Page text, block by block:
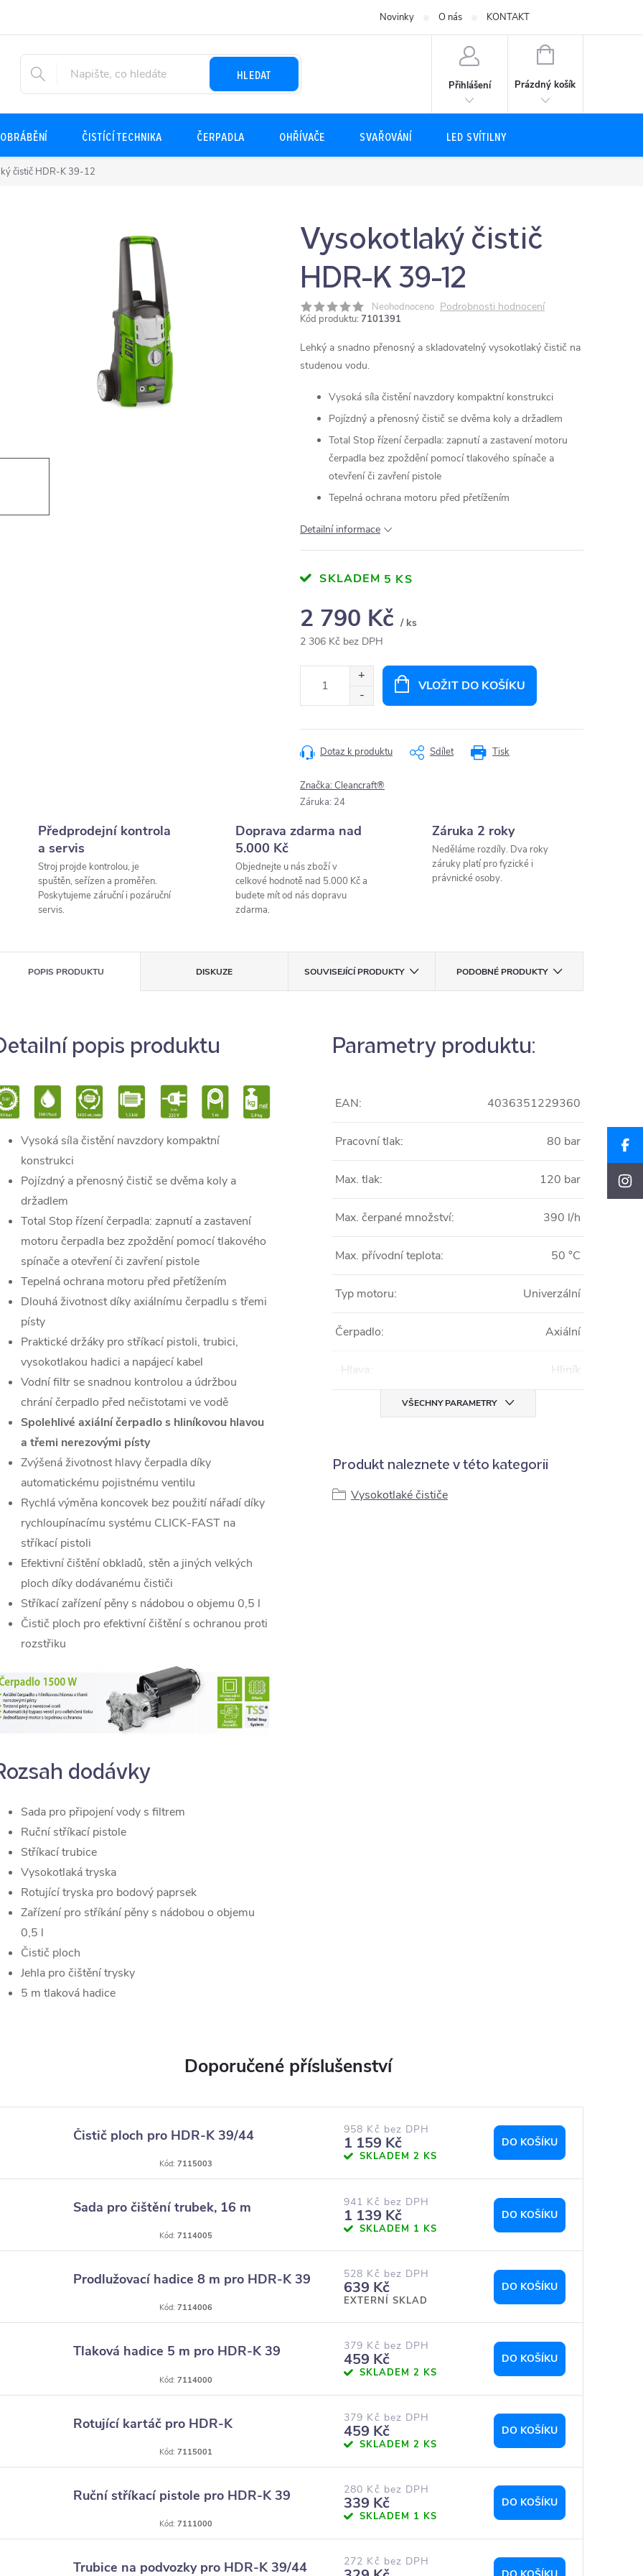
Novinky O nás KONTAKT
HLEDAT
Přihlášení
NÁKUPNÍ
Prázdný košík
ČISTÍCÍ TECHNIKA ČERPADLA OHŘÍVAČE SVAŘOVÁNÍ LED SVÍTILNY
čistič HDR-K 39-12
Vysokotlaký čistič
HDR-K 39-12
Neohodnoceno Podrobnosti hodnocení
Kód produktu: 7101391
Lehký a snadno přenosný a skladovatelný vysokotlaký čistič na
studenou vodu.
Vysoká síla čistění navzdory kompaktní konstrukci
Pojízdný a přenosný čistič se dvěma koly a držadlem
Total Stop řízení čerpadla: zapnutí a zastavení motoru
čerpadla bez zpoždění pomocí tlakového spínače a
otevření či zavření pistole
Tepelná ochrana motoru před přetížením
Detailní informace
SKLADEM 5 KS
2 790 Kč / ks
2 306 Kč bez DPH
VLOŽIT DO KOŠÍKU
Tisk
Dotaz k produktu Sdílet
Značka:Cleancraft®
Záruka: 24
Předprodejní kontrola
a servis
Stroj projde kontrolou, je
spuštěn, seřízen a proměřen.
Poskytujeme záruční i pozáruční
servis.
Doprava zdarma nad
5.000 Kč
Objednejte u nás zboží v
celkové hodnotě nad 5.000 Kč a
budete mít od nás dopravu
zdarma.
Záruka 2 roky
Neděláme rozdíly. Dva roky
záruky platí pro fyzické i
právnické osoby.
POPIS PRODUKTU DISKUZE SOUVISEJÍCÍ PRODUKTY PODOBNÉ PRODUKTY
popis produktu
Vysoká síla čistění navzdory kompaktní
konstrukci
Pojízdný a přenosný čistič se dvěma koly a
držadlem
Total Stop řízení čerpadla: zapnutí a zastavení
motoru čerpadla bez zpoždění pomocí tlakového
spínače a otevření či zavření pistole
Tepelná ochrana motoru před přetížením
Dlouhá životnost díky axiálnímu čerpadlu s třemi
písty
Praktické držáky pro stříkací pistoli, trubici,
vysokotlakou hadici a napájecí kabel
Vodní filtr se snadnou kontrolou a údržbou
chrání čerpadlo před nečistotami ve vodě
Spolehlivé axiální čerpadlo s hliníkovou hlavou
a třemi nerezovými písty
Zvýšená životnost hlavy čerpadla díky
automatickému pojistnému ventilu
Rychlá výměna koncovek bez použití nářadí díky
rychloupínacímu systému CLICK-FAST na
stříkací pistoli
Efektivní čištění obkladů, stěn a jiných velkých
ploch díky dodávanému čističi
Stříkací zařízení pěny s nádobou o objemu 0,5 l
Čistič ploch pro efektivní čištění s ochranou proti
rozstřiku
dodávky
Sada pro připojení vody s filtrem
Ruční stříkací pistole
Stříkací trubice
Vysokotlaká tryska
Rotující tryska pro bodový paprsek
Zařízení pro stříkání pěny s nádobou o objemu
0,5 l
Čistič ploch
Jehla pro čištění trysky
5 m tlaková hadice
Parametry produktu:
EAN: 4036351229360
Pracovní tlak: 80 bar
Max. tlak: 120 bar
Max. čerpané množství: 390 l/h
Max. přívodní teplota: 50 °C
Typ motoru: Univerzální
Čerpadlo: Axiální
· Hlava: Hliník
VŠECHNY PARAMETRY
Produkt naleznete v této kategorii
Vysokotlaké čističe
Čistič ploch pro HDR-K 39/44 958 Kč bez DPH
1 159 Kč
SKLADEM2 KS
DO KOŠÍKU
Kód: 7115003
Sada pro čištění trubek, 16 m 941 Kč bez DPH
1 139 Kč
SKLADEM 1 KS
DO KOŠÍKU
Kód: 7114005
Prodlužovací hadice 8 m pro HDR-K 39 528 Kč bez DPH
639 Kč
EXTERNÍ SKLAD
DO KOŠÍKU
Kód: 7114006
Tlaková hadice 5 m pro HDR-K 39 379 Kč bez DPH
459 Kč
SKLADEM2 KS
DO KOŠÍKU
Kód: 7114000
Rotující kartáč pro HDR-K 379 Kč bez DPH
459 Kč
SKLADEM2 KS
DO KOŠÍKU
Kód: 7115001
Ruční stříkací pistole pro HDR-K 39 280 Kč bez DPH
339 Kč
SKLADEM 1 KS
DO KOŠÍKU
Kód: 7111000
Trubice na podvozky pro HDR-K 39/44 272 Kč bez DPH